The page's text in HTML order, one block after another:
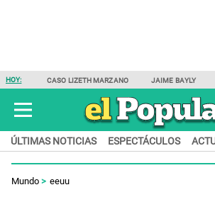
HOY: CASO LIZETH MARZANO JAIME BAYLY
ÚLTIMAS NOTICIAS ESPECTÁCULOS
Mundo eeuu